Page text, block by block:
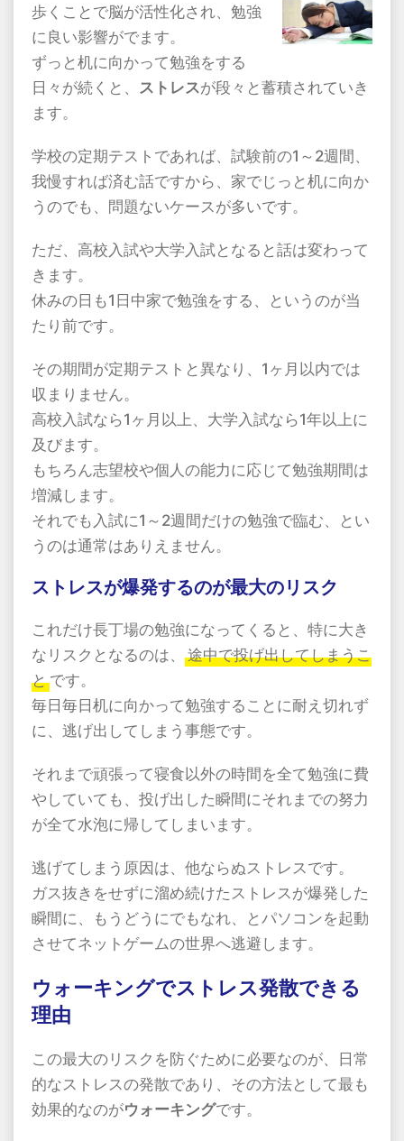
歩くことで脳が活性化され、勉強
に良い影響がでます。
ずっと机に向かって勉強をする
日々が続くと、 ストレスが段々と蓄積されていき
ます。
学校の定期テストであれば、試験前の1～2週間、
我慢すれば済む話ですから、家でじっと机に向か
うのでも、問題ないケースが多いです。
ただ、高校入試や大学入試となると話は変わって
きます。
休みの日も1日中家で勉強をする、というのが当
たり前です。
その期間が定期テストと異なり、1ヶ月以内では
収まりません。
高校入試なら1ヶ月以上、大学入試なら1年以上に
及びます。
もちろん志望校や個人の能力に応じて勉強期間は
増減します。
それでも入試に1～2週間だけの勉強で臨む、とい
うのは通常はありえません。
ストレスが爆発するのが最大のリスク
これだけ長丁場の勉強になってくると、特に大き
なリスクとなるのは、
途中で投げ出してしまうこ
と です。
毎日毎日机に向かって勉強することに耐え切れず
に、逃げ出してしまう事態です。
それまで頑張って寝食以外の時間を全て勉強に費
やしていても、投げ出した瞬間にそれまでの努力
が全て水泡に帰してしまいます。
逃げてしまう原因は、他ならぬストレスです。
ガス抜きをせずに溜め続けたストレスが爆発した
瞬間に、もうどうにでもなれ、とパソコンを起動
させてネットゲームの世界へ逃避します。
ウォーキングでストレス発散できる
理由
この最大のリスクを防ぐために必要なのが、日常
的なストレスの発散であり、その方法として最も
効果的なのがウォーキングです。